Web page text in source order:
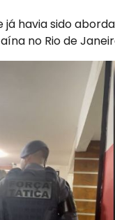
havia sido
no Rio de